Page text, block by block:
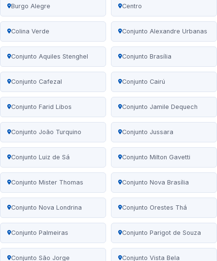
Burgo Alegre Centro
Colina Verde Conjunto Alexandre Urbanas
Conjunto Aquiles Stenghel Conjunto Brasília
Conjunto Cafezal Conjunto Cairú
Conjunto Farid Libos Conjunto Jamile Dequech
Conjunto João Turquino Conjunto Jussara
Conjunto Luiz de Sá Conjunto Milton Gavetti
Conjunto Mister Thomas Conjunto Nova Brasília
Conjunto Nova Londrina Conjunto Orestes Thá
Conjunto Palmeiras Conjunto Parigot de Souza
Conjunto São Jorge Conjunto Vista Bela